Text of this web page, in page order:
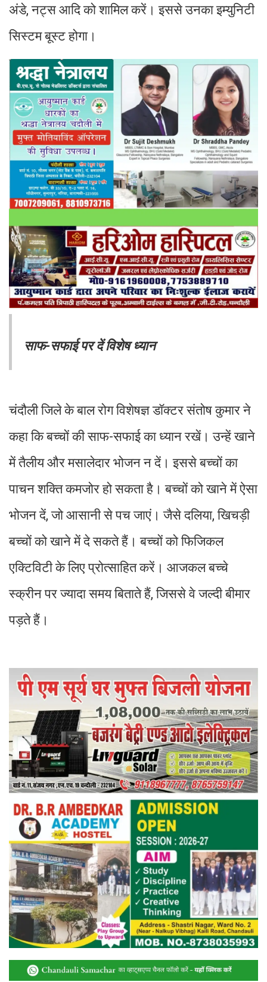
अंडे, नट्स आदि को शामिल करें। इससे उनका इम्युनिटी
सिस्टम बूस्ट होगा।
साफ-सफाई पर दें विशेष ध्यान
चंदौली जिले के बाल रोग विशेषज्ञ डॉक्टर संतोष कुमार ने
कहा कि बच्चों की साफ-सफाई का ध्यान रखें। उन्हें खाने
में तैलीय और मसालेदार भोजन न दें। इससे बच्चों का
पाचन शक्ति कमजोर हो सकता है। बच्चों को खाने में ऐसा
भोजन दें, जो आसानी से पच जाएं। जैसे दलिया, खिचड़ी
बच्चों को खाने में दे सकते हैं। बच्चों को फिजिकल
एक्टिविटी के लिए प्रोत्साहित करें। आजकल बच्चे
स्क्रीन पर ज्यादा समय बिताते हैं, जिससे वे जल्दी बीमार
पड़ते हैं।